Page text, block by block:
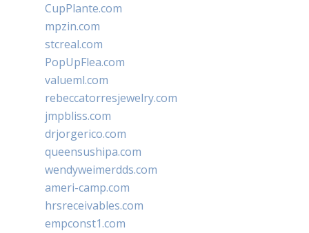
CupPlante.com
mpzin.com
stcreal.com
PopUpFlea.com
valueml.com
rebeccatorresjewelry.com
jmpbliss.com
drjorgerico.com
queensushipa.com
wendyweimerdds.com
ameri-camp.com
hrsreceivables.com
empconst1.com